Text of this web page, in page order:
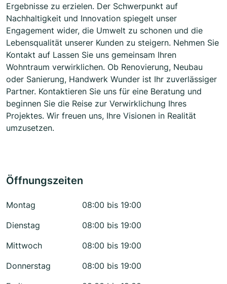
Ergebnisse zu erzielen. Der Schwerpunkt auf
Nachhaltigkeit und Innovation spiegelt unser
Engagement wider, die Umwelt zu schonen und die
Lebensqualität unserer Kunden zu steigern. Nehmen Sie
Kontakt auf Lassen Sie uns gemeinsam Ihren
Wohntraum verwirklichen. Ob Renovierung, Neubau
oder Sanierung, Handwerk Wunder ist Ihr zuverlässiger
Partner. Kontaktieren Sie uns für eine Beratung und
beginnen Sie die Reise zur Verwirklichung Ihres
Projektes. Wir freuen uns, Ihre Visionen in Realität
umzusetzen.
Öffnungszeiten
Montag
08:00 bis 19:00
Dienstag
08:00 bis 19:00
Mittwoch
08:00 bis 19:00
Donnerstag
08:00 bis 19:00